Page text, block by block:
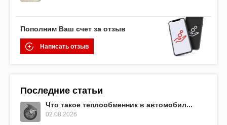
Пополним Ваш счет за отзыв
Написать отзыв
Последние статьи
Что такое теплообменник в автомобил...
02.08.2026